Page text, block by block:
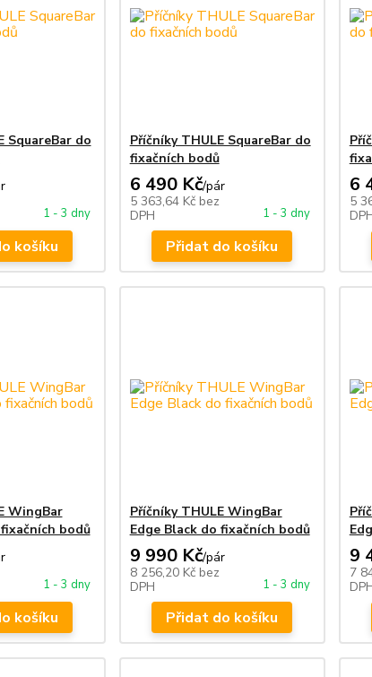
SquareBar do
1 - 3 dny
košíku
Příčníky THULE SquareBar do
fixačních bodů
6 490 Kč/pár
5 363,64 Kč bez
DPH
1 - 3 dny
Přidat do košíku
6
5
WingBar
bodů
1 - 3 dny
košíku
Příčníky THULE WingBar
Edge Black do fixačních bodů
9 990 Kč/pár
8 256,20 Kč bez
DPH
1 - 3 dny
Přidat do košíku
9
7